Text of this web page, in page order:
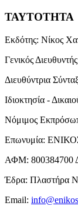
ΤΑΥΤΟΤΗΤΑ
Εκδότης: Νίκος
Γενικός
Διευθύντρια
Ιδιοκτησία -
Νόμιμος
Επωνυμία:
ΑΦΜ: 800384700
Έδρα: Πλαστήρα
Email: